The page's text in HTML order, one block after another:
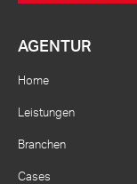
AGENTUR
Home
Leistungen
Branchen
Cases